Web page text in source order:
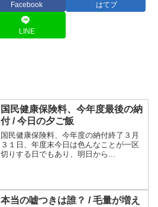
Facebook はてブ
LINE
国民健康保険料、今年度最後の納
付 / 今日の夕ご飯
国民健康保険料、今年度の納付終了３月
３１日、年度末今日は色んなことが一区
切りする日でもあり、明日から...
本当の嘘つきは誰？ / 毛量が増え